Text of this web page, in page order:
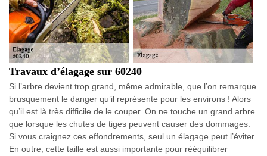
Travaux d’élagage sur 60240
Si l’arbre devient trop grand, même admirable, que l’on remarque
brusquement le danger qu’il représente pour les environs ! Alors
qu’il est là très difficile de le couper. On ne touche un grand arbre
que lorsque les chutes de tiges peuvent causer des dommages.
Si vous craignez ces effondrements, seul un élagage peut l’éviter.
En outre, cette taille est aussi importante pour rééquilibrer